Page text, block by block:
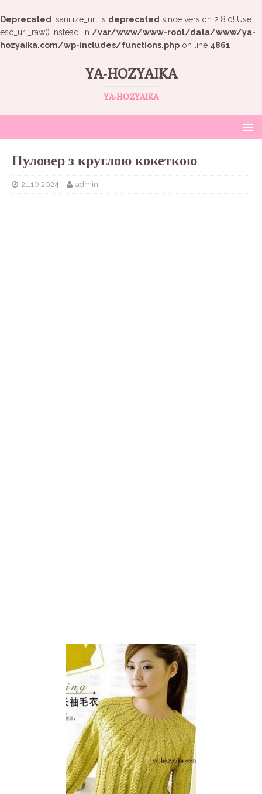
Deprecated : sanitize_url is deprecated since version 2.8.0! Use
esc_url_raw() instead. in /var/www/www-root/data/www/ya-
hozyaika.com/wp-includes/functions.php on line 4861
YA-HOZYAIKA
YA-HOZYAIKA
Пуловер з круглою кокеткою
21.10.2024 admin